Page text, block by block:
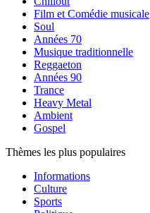
Film et Comédie musicale
Soul
Années 70
Musique traditionnelle
Reggaeton
Années 90
Trance
Heavy Metal
Ambient
Gospel
Thèmes les plus populaires
Informations
Culture
Sports